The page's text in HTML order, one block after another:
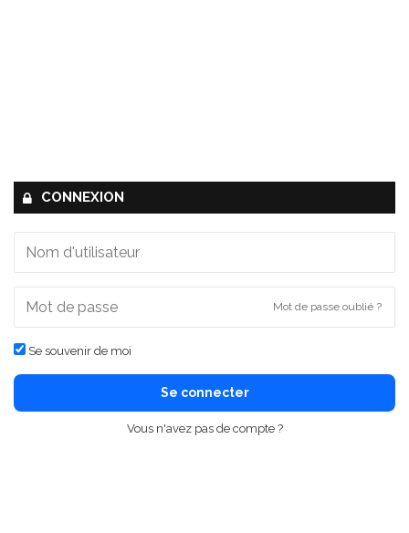
CONNEXION
Mot de passe oublié ?
Se souvenir de moi
Se connecter
Vous n'avez pas de compte ?